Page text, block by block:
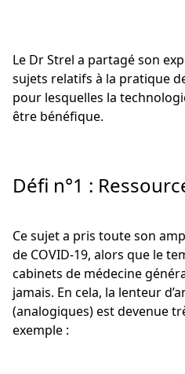
Le Dr Strel a partagé son
sujets relatifs à la pratique
pour lesquelles la
être bénéfique.
Défi n°1 :
Ce sujet a pris toute son
de COVID-19, alors que le
cabinets de médecine
jamais. En cela, la lenteur
(analogiques) est devenue
exemple :